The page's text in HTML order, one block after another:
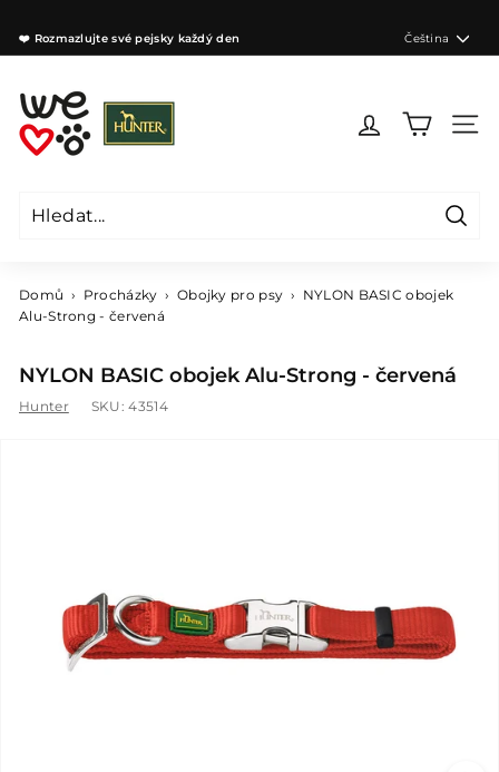
obsah
❤️ Rozmazlujte své pejsky každý den Jazyk
Čeština
W
e
l
e
g
s
Z
Domů › Procházky › Obojky pro psy › NYLON BASIC obojek
Alu-Strong - červená
NYLON BASIC obojek Alu-Strong - červená
Hunter SKU:43514